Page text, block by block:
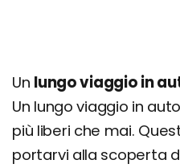
Un lungo viaggio in
Un lungo viaggio in
più liberi che mai.
portarvi alla scoperta